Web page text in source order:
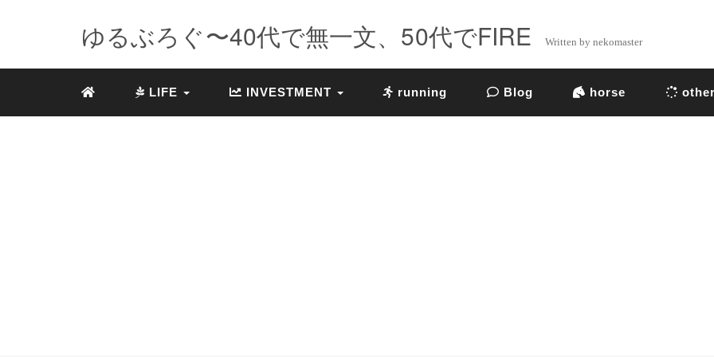
ゆるぶろぐ〜40代で無一文、50代でFIRE Written by nekomaster
LIFE INVESTMENT running Blog horse